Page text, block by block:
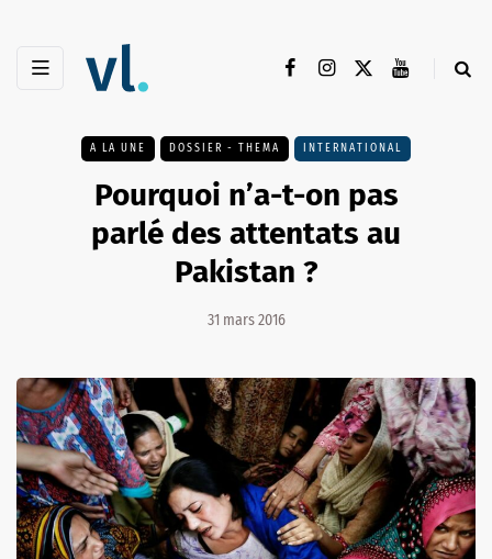
A LA UNE DOSSIER - THEMA INTERNATIONAL
Pourquoi n’a-t-on pas
parlé des attentats au
Pakistan ?
31 mars 2016